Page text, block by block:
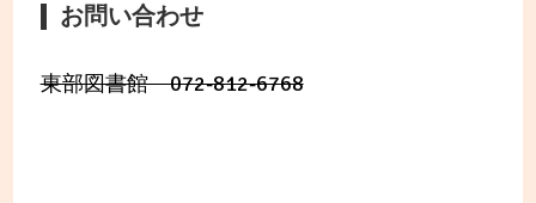
お問い合わせ
東部図書館 072-812-6768